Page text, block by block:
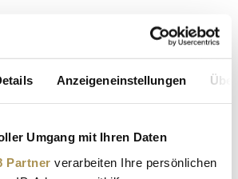
Anzeigeneinstellungen
Umgang mit Ihren Daten
Partner verarbeiten Ihre persönlichen
Wörter zwischen
zb "Vorname Nachname".
Stellenabbau im Zuge neuer